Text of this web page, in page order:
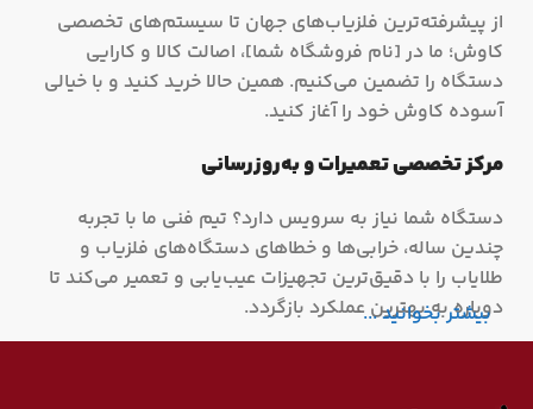
از پیشرفته‌ترین فلزیاب‌های جهان تا سیستم‌های تخصصی
کاوش؛ ما در [نام فروشگاه شما]، اصالت کالا و کارایی
دستگاه را تضمین می‌کنیم. همین حالا خرید کنید و با خیالی
آسوده کاوش خود را آغاز کنید.
مرکز تخصصی تعمیرات و به‌روزرسانی
دستگاه شما نیاز به سرویس دارد؟ تیم فنی ما با تجربه
چندین ساله، خرابی‌ها و خطاهای دستگاه‌های فلزیاب و
طلایاب را با دقیق‌ترین تجهیزات عیب‌یابی و تعمیر می‌کند تا
دوباره به بهترین عملکرد بازگردد.
بیشتر بخوانید ...